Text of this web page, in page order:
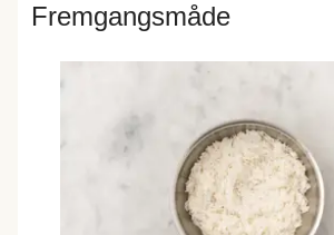
Fremgangsmåde